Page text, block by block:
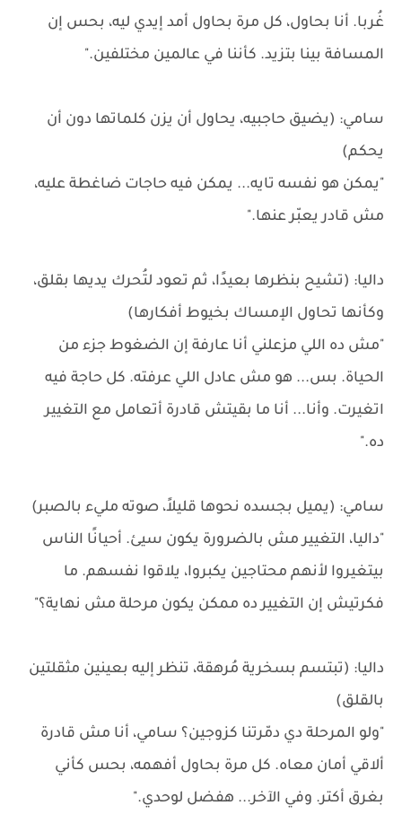
غُربا. أنا بحاول، كل مرة بحاول أمد إيدي ليه، بحس إن
المسافة بينا بتزيد. كأننا في عالمين مختلفين."
سامي: (يضيق حاجبيه، يحاول أن يزن كلماتها دون أن
يحكم)
"يمكن هو نفسه تايه... يمكن فيه حاجات ضاغطة عليه،
مش قادر يعبّر عنها."
داليا: (تشيح بنظرها بعيدًا، ثم تعود لتُحرك يديها بقلق،
وكأنها تحاول الإمساك بخيوط أفكارها)
"مش ده اللي مزعلني أنا عارفة إن الضغوط جزء من
الحياة. بس... هو مش عادل اللي عرفته. كل حاجة فيه
اتغيرت. وأنا... أنا ما بقيتش قادرة أتعامل مع التغيير
ده."
سامي: (يميل بجسده نحوها قليلاً، صوته مليء بالصبر)
"داليا، التغيير مش بالضرورة يكون سيئ. أحيانًا الناس
بيتغيروا لأنهم محتاجين يكبروا، يلاقوا نفسهم. ما
فكرتيش إن التغيير ده ممكن يكون مرحلة مش نهاية؟"
داليا: (تبتسم بسخرية مُرهقة، تنظر إليه بعينين مثقلتين
بالقلق)
"ولو المرحلة دي دمّرتنا كزوجين؟ سامي، أنا مش قادرة
ألاقي أمان معاه. كل مرة بحاول أفهمه، بحس كأني
بغرق أكتر. وفي الآخر... هفضل لوحدي."